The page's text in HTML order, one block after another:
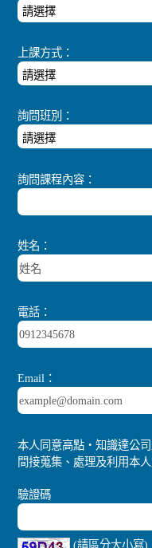
上課方式：
詢問班別：
詢問課程內容：
姓名：
電話：
Email：
本人同意高點‧知識達公
間接蒐集、處理及利用本
驗證碼
(請區分大小寫)